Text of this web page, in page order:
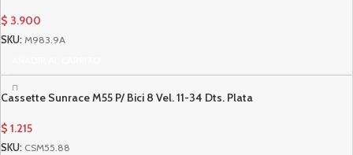
$ 3.900
SKU: M983.9A
Cassette Sunrace M55 P/ Bici 8 Vel. 11-34 Dts. Plata
$ 1.215
SKU: CSM55.88